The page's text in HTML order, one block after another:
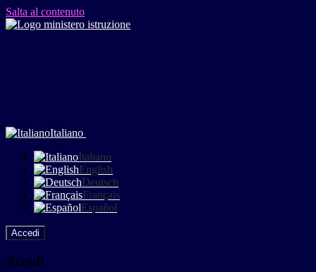
Salta al contenuto
Italiano
Italiano
English
Deutsch
Français
Español
Accedi
Accedi